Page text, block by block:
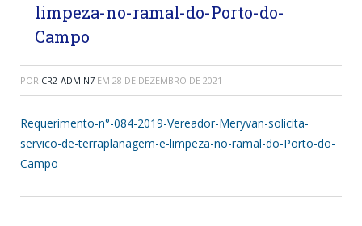
limpeza-no-ramal-do-Porto-do-
Campo
POR CR2-ADMIN7 EM 28 DE DEZEMBRO DE 2021
Requerimento-n°-084-2019-Vereador-Meryvan-solicita-
servico-de-terraplanagem-e-limpeza-no-ramal-do-Porto-do-
Campo